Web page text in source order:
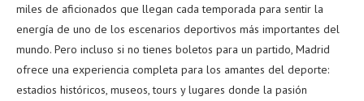
miles de aficionados que llegan cada temporada para sentir la
energía de uno de los escenarios deportivos más importantes del
mundo. Pero incluso si no tienes boletos para un partido, Madrid
ofrece una experiencia completa para los amantes del deporte:
estadios históricos, museos, tours y lugares donde la pasión